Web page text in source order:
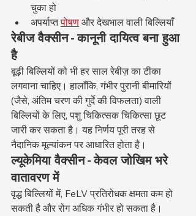
चुका हो
अपर्याप्त पोषण और देखभाल वाली बिल्लियाँ
रेबीज वैक्सीन - कानूनी दायित्व बना हुआ
है
बूढ़ी बिल्लियों को भी हर साल रेबीज़ का टीका
लगवाना चाहिए। हालाँकि, गंभीर पुरानी बीमारियों
(जैसे, अंतिम चरण की गुर्दे की विफलता) वाली
बिल्लियों के लिए, पशु चिकित्सक चिकित्सा छूट
जारी कर सकता है। यह निर्णय पूरी तरह से
नैदानिक मूल्यांकन पर आधारित होता है।
ल्यूकेमिया वैक्सीन - केवल जोखिम भरे
वातावरण में
वृद्ध बिल्लियों में, FeLV प्रतिरोधक क्षमता कम हो
सकती है और रोग अधिक गंभीर हो सकता है।